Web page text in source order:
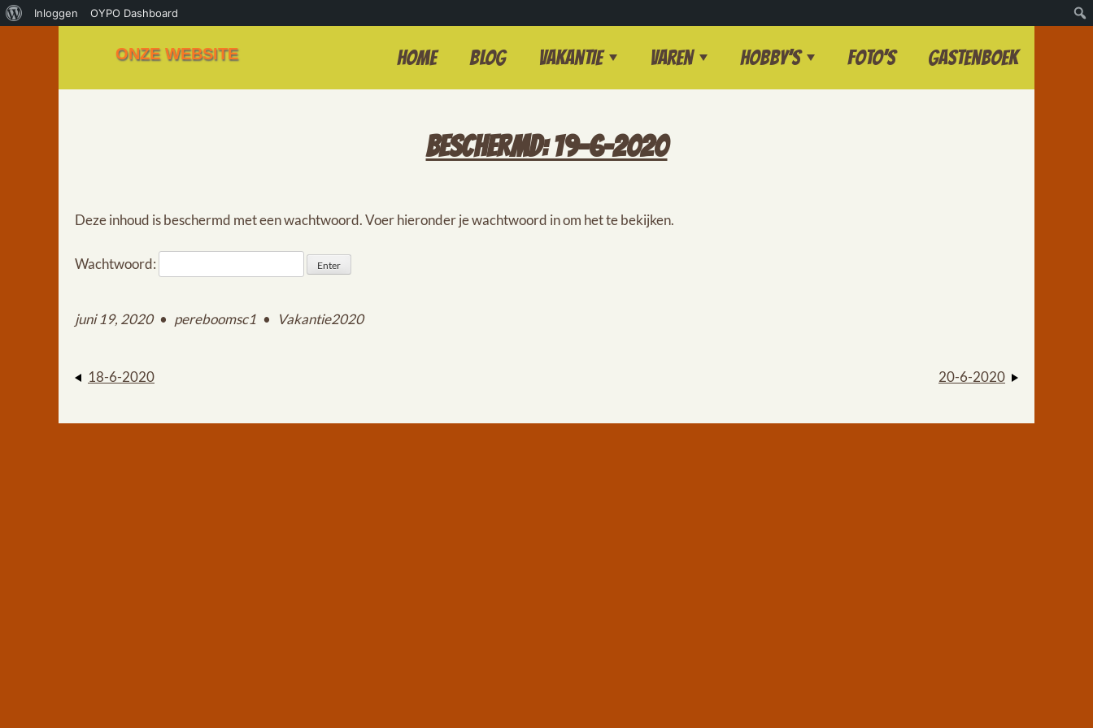
BESCHERMD: 19-6-2020
Deze inhoud is beschermd met een wachtwoord. Voer hieronder je wachtwoord in om het te bekijken.
Wachtwoord:
juni 19, 2020 • pereboomsc1 • Vakantie2020
18-6-2020 20-6-2020
ONZE WEBSITE Home Blog Vakantie Varen Hobby’s Foto’s Gastenboek
Inloggen OYPO Dashboard